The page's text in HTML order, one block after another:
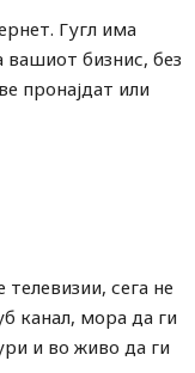
Гугл има
вашиот бизнис, без
пронајдат или
телевизии, сега не
канал, мора да ги
и во живо да ги